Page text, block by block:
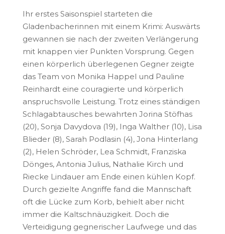
Ihr erstes Saisonspiel starteten die
Gladenbacherinnen mit einem Krimi: Auswärts
gewannen sie nach der zweiten Verlängerung
mit knappen vier Punkten Vorsprung. Gegen
einen körperlich überlegenen Gegner zeigte
das Team von Monika Happel und Pauline
Reinhardt eine couragierte und körperlich
anspruchsvolle Leistung. Trotz eines ständigen
Schlagabtausches bewahrten Jorina Stöfhas
(20), Sonja Davydova (19), Inga Walther (10), Lisa
Blieder (8), Sarah Podlasin (4), Jona Hinterlang
(2), Helen Schröder, Lea Schmidt, Franziska
Dönges, Antonia Julius, Nathalie Kirch und
Riecke Lindauer am Ende einen kühlen Kopf.
Durch gezielte Angriffe fand die Mannschaft
oft die Lücke zum Korb, behielt aber nicht
immer die Kaltschnäuzigkeit. Doch die
Verteidigung gegnerischer Laufwege und das